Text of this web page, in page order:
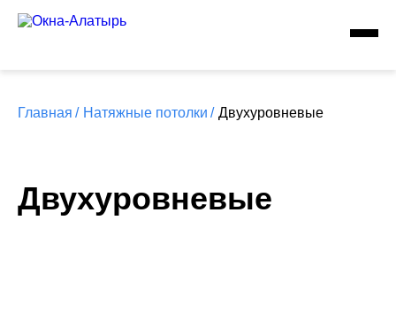
Главная / Натяжные потолки / Двухуровневые
Двухуровневые